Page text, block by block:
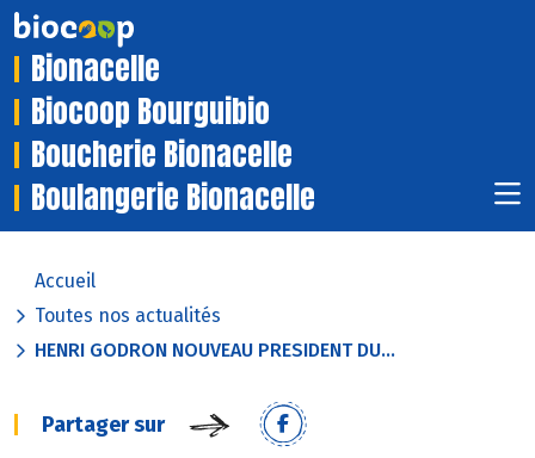
Bionacelle
Biocoop Bourguibio
Boucherie Bionacelle
Boulangerie Bionacelle
Accueil
Toutes nos actualités
HENRI GODRON NOUVEAU PRESIDENT DU...
Partager sur